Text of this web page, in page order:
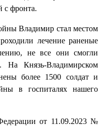
с фронта.
Владимир стал местом
лечение раненые
не все они смогли
На Князь-Владимирском
более 1500 солдат и
в госпиталях нашего
от 11.09.2023 №